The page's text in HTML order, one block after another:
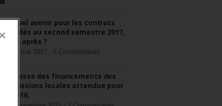
Quel avenir pour les contrats
aidés au second semestre 2017,
et après ?
22 mai 2017 - 5 Commentaires
Baisse des financements des
missions locales attendue pour
2016.